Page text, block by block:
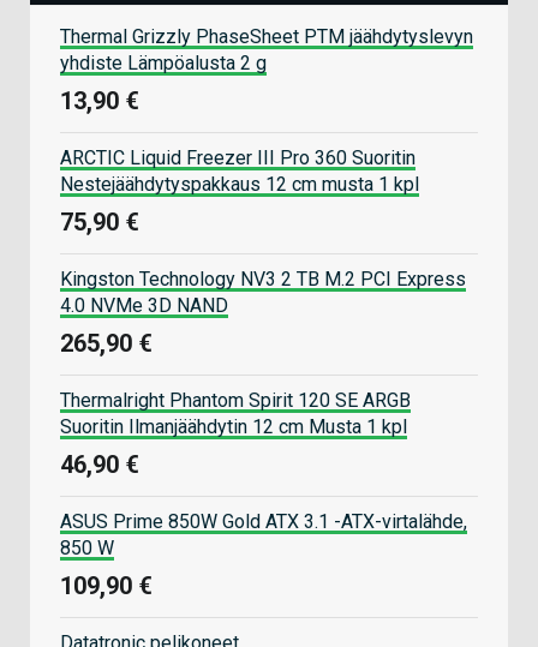
Thermal Grizzly PhaseSheet PTM jäähdytyslevyn
yhdiste Lämpöalusta 2 g
13,90 €
ARCTIC Liquid Freezer III Pro 360 Suoritin
Nestejäähdytyspakkaus 12 cm musta 1 kpl
75,90 €
Kingston Technology NV3 2 TB M.2 PCI Express
4.0 NVMe 3D NAND
265,90 €
Thermalright Phantom Spirit 120 SE ARGB
Suoritin Ilmanjäähdytin 12 cm Musta 1 kpl
46,90 €
ASUS Prime 850W Gold ATX 3.1 -ATX-virtalähde,
850 W
109,90 €